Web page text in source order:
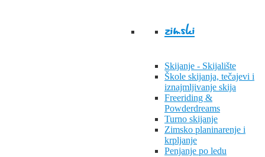
zimski
Skijanje - Skijalište
Škole skijanja, tečajevi i
iznajmljivanje skija
Freeriding &
Powderdreams
Turno skijanje
Zimsko planinarenje i
krpljanje
Penjanje po ledu